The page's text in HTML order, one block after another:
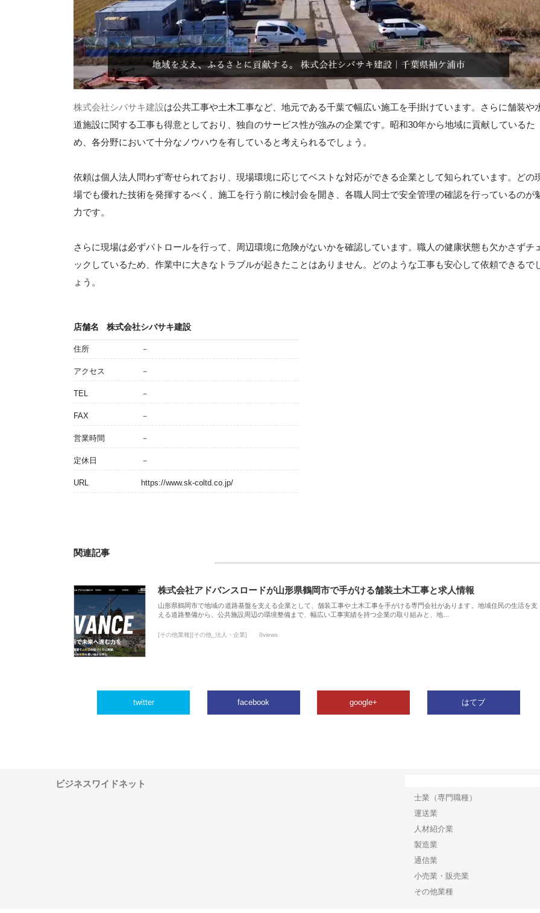
株式会社シバサキ建設は公共工事や土木工事など、地元である千葉で幅広い施工を手掛けています。さらに舗装や
道施設に関する工事も得意としており、独自のサービス性が強みの企業です。昭和30年から地域に貢献しているた
め、各分野において十分なノウハウを有していると考えられるでしょう。
依頼は個人法人問わず寄せられており、現場環境に応じてベストな対応ができる企業として知られています。どの
場でも優れた技術を発揮するべく、施工を行う前に検討会を開き、各職人同士で安全管理の確認を行っているのが
力です。
さらに現場は必ずパトロールを行って、周辺環境に危険がないかを確認しています。職人の健康状態も欠かさずチ
ックしているため、作業中に大きなトラブルが起きたことはありません。どのような工事も安心して依頼できるで
ょう。
店舗名 株式会社シバサキ建設
住所 －
アクセス －
TEL －
FAX －
営業時間 －
定休日 －
URL https://www.sk-coltd.co.jp/
関連記事
株式会社アドバンスロードが山形県鶴岡市で手がける舗装土木工事と求人情報
山形県鶴岡市で地域の道路基盤を支える企業として、舗装工事や土木工事を手がける専門会社があります。地域住民の生活を支
える道路整備から、公共施設周辺の環境整備まで、幅広い工事実績を持つ企業の取り組みと、地…
[その他業種][その他_法人・企業] 0views
twitter facebook google+ はてブ
ビジネスワイドネット
士業（専門職種）
運送業
人材紹介業
製造業
通信業
小売業・販売業
その他業種